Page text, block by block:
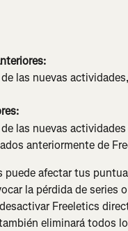
las nuevas
las nuevas
anteriormente de
afectar tus
la pérdida de series
Freeletics
eliminará todos